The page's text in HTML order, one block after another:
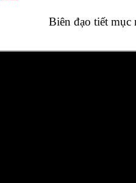
Biên đạo tiết mục